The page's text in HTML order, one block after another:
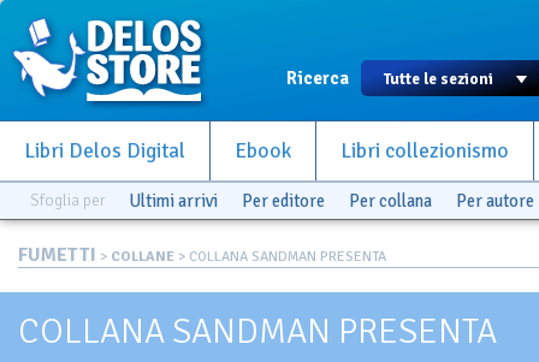
Ricerca
Libri Delos Digital Ebook Libri collezionismo
Sfoglia per Ultimi arrivi Per editore Per collana Per autore
FUMETTI > COLLANE > COLLANA SANDMAN PRESENTA
COLLANA SANDMAN PRESENTA